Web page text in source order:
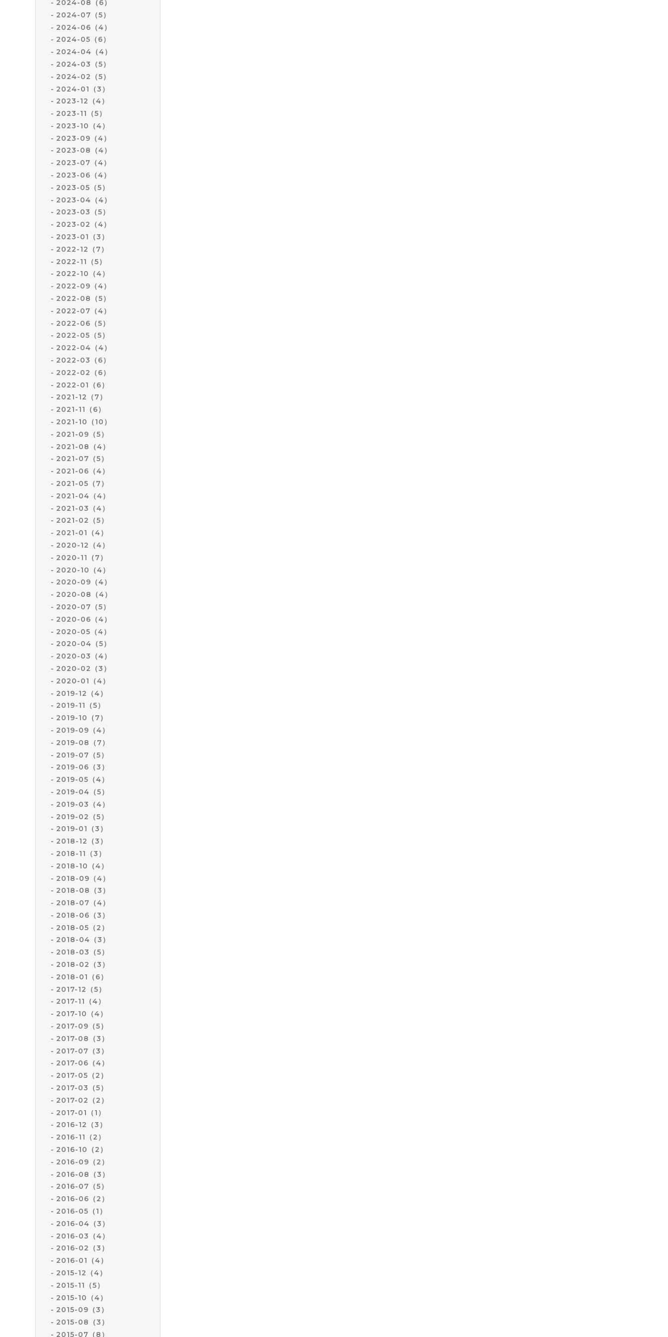
2024-08（6）
2024-07（5）
2024-06（4）
2024-05（6）
2024-04（4）
2024-03（5）
2024-02（5）
2024-01（3）
2023-12（4）
2023-11（5）
2023-10（4）
2023-09（4）
2023-08（4）
2023-07（4）
2023-06（4）
2023-05（5）
2023-04（4）
2023-03（5）
2023-02（4）
2023-01（3）
2022-12（7）
2022-11（5）
2022-10（4）
2022-09（4）
2022-08（5）
2022-07（4）
2022-06（5）
2022-05（5）
2022-04（4）
2022-03（6）
2022-02（6）
2022-01（6）
2021-12（7）
2021-11（6）
2021-10（10）
2021-09（5）
2021-08（4）
2021-07（5）
2021-06（4）
2021-05（7）
2021-04（4）
2021-03（4）
2021-02（5）
2021-01（4）
2020-12（4）
2020-11（7）
2020-10（4）
2020-09（4）
2020-08（4）
2020-07（5）
2020-06（4）
2020-05（4）
2020-04（5）
2020-03（4）
2020-02（3）
2020-01（4）
2019-12（4）
2019-11（5）
2019-10（7）
2019-09（4）
2019-08（7）
2019-07（5）
2019-06（3）
2019-05（4）
2019-04（5）
2019-03（4）
2019-02（5）
2019-01（3）
2018-12（3）
2018-11（3）
2018-10（4）
2018-09（4）
2018-08（3）
2018-07（4）
2018-06（3）
2018-05（2）
2018-04（3）
2018-03（5）
2018-02（3）
2018-01（6）
2017-12（5）
2017-11（4）
2017-10（4）
2017-09（5）
2017-08（3）
2017-07（3）
2017-06（4）
2017-05（2）
2017-03（5）
2017-02（2）
2017-01（1）
2016-12（3）
2016-11（2）
2016-10（2）
2016-09（2）
2016-08（3）
2016-07（5）
2016-06（2）
2016-05（1）
2016-04（3）
2016-03（4）
2016-02（3）
2016-01（4）
2015-12（4）
2015-11（5）
2015-10（4）
2015-09（3）
2015-08（3）
2015-07（8）